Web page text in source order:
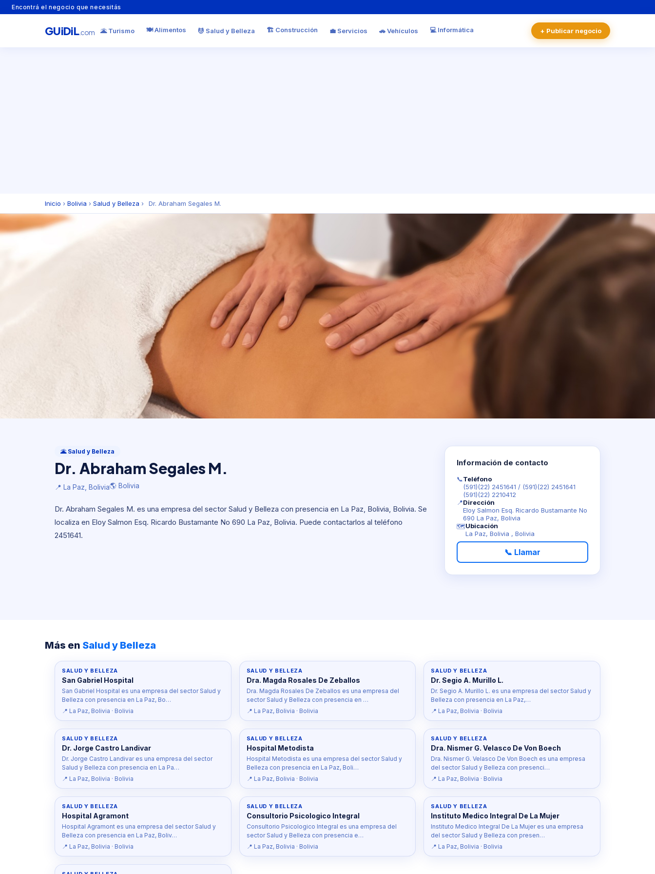
Encontrá el negocio que necesitás
GUiDiL.com 🌋 Turismo 🍽️ Alimentos 💆 Salud y Belleza 🏗️ Construcción 💼 Servicios 🚗 Vehículos 💻 Informática + Publicar negocio
Inicio › Bolivia › Salud y Belleza › Dr. Abraham Segales M.
Dr. Abraham Segales M.
🌎 Bolivia
🌋 Salud y Belleza
Dr. Abraham Segales M.
📍 La Paz, Bolivia🌎 Bolivia
Dr. Abraham Segales M. es una empresa del sector Salud y Belleza con presencia en La Paz, Bolivia, Bolivia. Se
localiza en Eloy Salmon Esq. Ricardo Bustamante No 690 La Paz, Bolivia. Puede contactarlos al teléfono
2451641.
Información de contacto
📞Teléfono
(591)(22) 2451641 / (591)(22) 2451641
(591)(22) 2210412
📍Dirección
Eloy Salmon Esq. Ricardo Bustamante No
690 La Paz, Bolivia
🗺️Ubicación
La Paz, Bolivia , Bolivia
📞 Llamar
Más en Salud y Belleza
SALUD Y BELLEZA
San Gabriel Hospital
San Gabriel Hospital es una empresa del sector Salud y
Belleza con presencia en La Paz, Bo…
📍 La Paz, Bolivia · Bolivia
SALUD Y BELLEZA
Dra. Magda Rosales De Zeballos
Dra. Magda Rosales De Zeballos es una empresa del
sector Salud y Belleza con presencia en …
📍 La Paz, Bolivia · Bolivia
SALUD Y BELLEZA
Dr. Segio A. Murillo L.
Dr. Segio A. Murillo L. es una empresa del sector Salud y
Belleza con presencia en La Paz,…
📍 La Paz, Bolivia · Bolivia
SALUD Y BELLEZA
Dr. Jorge Castro Landivar
Dr. Jorge Castro Landivar es una empresa del sector
Salud y Belleza con presencia en La Pa…
📍 La Paz, Bolivia · Bolivia
SALUD Y BELLEZA
Hospital Metodista
Hospital Metodista es una empresa del sector Salud y
Belleza con presencia en La Paz, Boli…
📍 La Paz, Bolivia · Bolivia
SALUD Y BELLEZA
Dra. Nismer G. Velasco De Von Boech
Dra. Nismer G. Velasco De Von Boech es una empresa
del sector Salud y Belleza con presenci…
📍 La Paz, Bolivia · Bolivia
SALUD Y BELLEZA
Hospital Agramont
Hospital Agramont es una empresa del sector Salud y
Belleza con presencia en La Paz, Boliv…
📍 La Paz, Bolivia · Bolivia
SALUD Y BELLEZA
Consultorio Psicologico Integral
Consultorio Psicologico Integral es una empresa del
sector Salud y Belleza con presencia e…
📍 La Paz, Bolivia · Bolivia
SALUD Y BELLEZA
Instituto Medico Integral De La Mujer
Instituto Medico Integral De La Mujer es una empresa
del sector Salud y Belleza con presen…
📍 La Paz, Bolivia · Bolivia